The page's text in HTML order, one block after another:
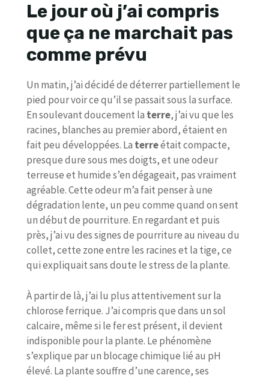
Le jour où j’ai compris
que ça ne marchait pas
comme prévu
Un matin, j’ai décidé de déterrer partiellement le
pied pour voir ce qu’il se passait sous la surface.
En soulevant doucement la terre, j’ai vu que les
racines, blanches au premier abord, étaient en
fait peu développées. La terreétait compacte,
presque dure sous mes doigts, et une odeur
terreuse et humide s’en dégageait, pas vraiment
agréable. Cette odeur m’a fait penser à une
dégradation lente, un peu comme quand on sent
un début de pourriture. En regardant et puis
près, j’ai vu des signes de pourriture au niveau du
collet, cette zone entre les racines et la tige, ce
qui expliquait sans doute le stress de la plante.
À partir de là, j’ai lu plus attentivement sur la
chlorose ferrique. J’ai compris que dans un sol
calcaire, même si le fer est présent, il devient
indisponible pour la plante. Le phénomène
s’explique par un blocage chimique lié au pH
élevé. La plante souffre d’une carence, ses